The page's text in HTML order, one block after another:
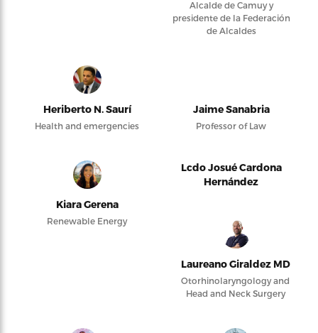
Alcalde de Camuy y
presidente de la Federación
de Alcaldes
Heriberto N. Saurí
Health and emergencies
Jaime Sanabria
Professor of Law
Kiara Gerena
Renewable Energy
Lcdo Josué Cardona
Hernández
Laureano Giraldez MD
Otorhinolaryngology and
Head and Neck Surgery